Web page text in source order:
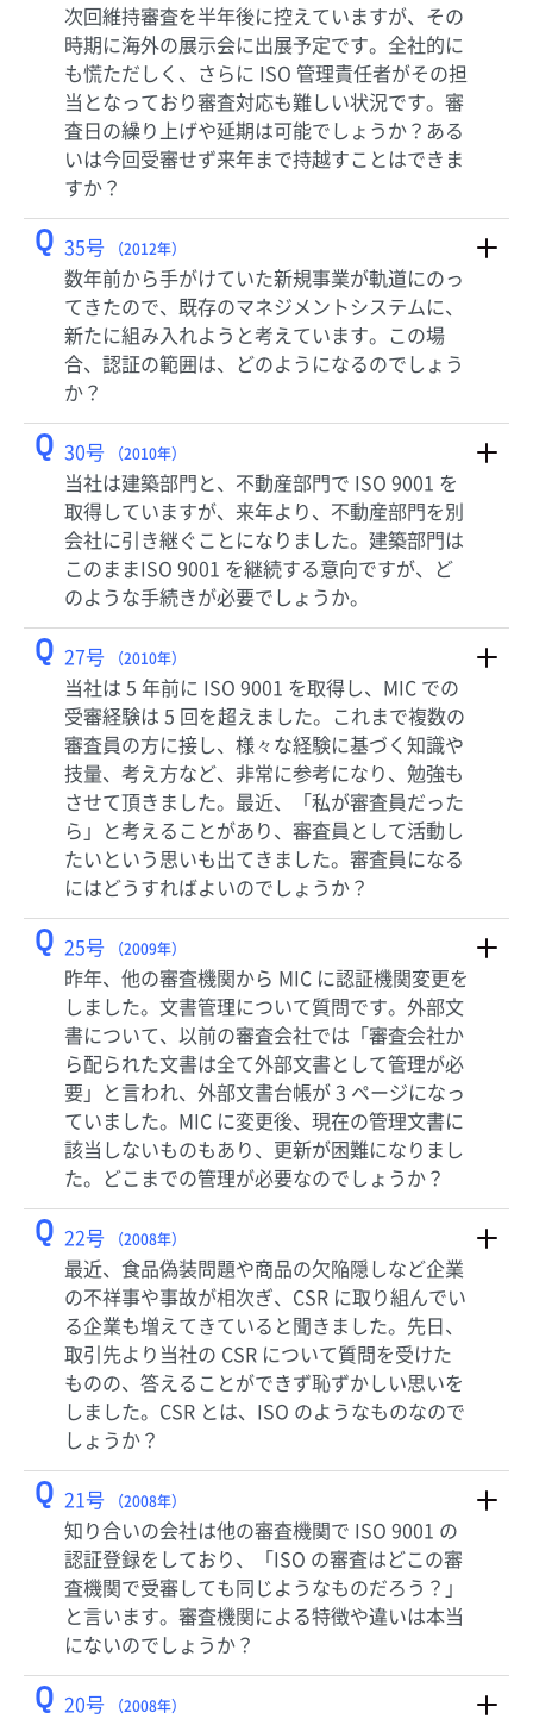
次回維持審査を半年後に控えていますが、その
時期に海外の展示会に出展予定です。全社的に
も慌ただしく、さらに ISO 管理責任者がその担
当となっており審査対応も難しい状況です。審
査日の繰り上げや延期は可能でしょうか？ある
いは今回受審せず来年まで持越すことはできま
すか？
Q 35号 （2012年）
数年前から手がけていた新規事業が軌道にのっ
てきたので、既存のマネジメントシステムに、
新たに組み入れようと考えています。この場
合、認証の範囲は、どのようになるのでしょう
か？
Q 30号 （2010年）
当社は建築部門と、不動産部門で ISO 9001 を
取得していますが、来年より、不動産部門を別
会社に引き継ぐことになりました。建築部門は
このままISO 9001 を継続する意向ですが、ど
のような手続きが必要でしょうか。
Q 27号 （2010年）
当社は 5 年前に ISO 9001 を取得し、MIC での
受審経験は 5 回を超えました。これまで複数の
審査員の方に接し、様々な経験に基づく知識や
技量、考え方など、非常に参考になり、勉強も
させて頂きました。最近、「私が審査員だった
ら」と考えることがあり、審査員として活動し
たいという思いも出てきました。審査員になる
にはどうすればよいのでしょうか？
Q 25号 （2009年）
昨年、他の審査機関から MIC に認証機関変更を
しました。文書管理について質問です。外部文
書について、以前の審査会社では「審査会社か
ら配られた文書は全て外部文書として管理が必
要」と言われ、外部文書台帳が 3 ページになっ
ていました。MIC に変更後、現在の管理文書に
該当しないものもあり、更新が困難になりまし
た。どこまでの管理が必要なのでしょうか？
Q 22号 （2008年）
最近、食品偽装問題や商品の欠陥隠しなど企業
の不祥事や事故が相次ぎ、CSR に取り組んでい
る企業も増えてきていると聞きました。先日、
取引先より当社の CSR について質問を受けた
ものの、答えることができず恥ずかしい思いを
しました。CSR とは、ISO のようなものなので
しょうか？
Q 21号 （2008年）
知り合いの会社は他の審査機関で ISO 9001 の
認証登録をしており、「ISO の審査はどこの審
査機関で受審しても同じようなものだろう？」
と言います。審査機関による特徴や違いは本当
にないのでしょうか？
Q 20号 （2008年）